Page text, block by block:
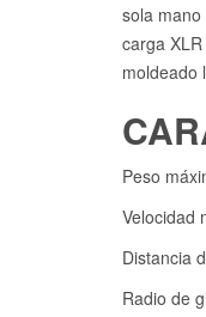
sola
carga
moldeado
Peso
Velocidad
Distancia
Radio de